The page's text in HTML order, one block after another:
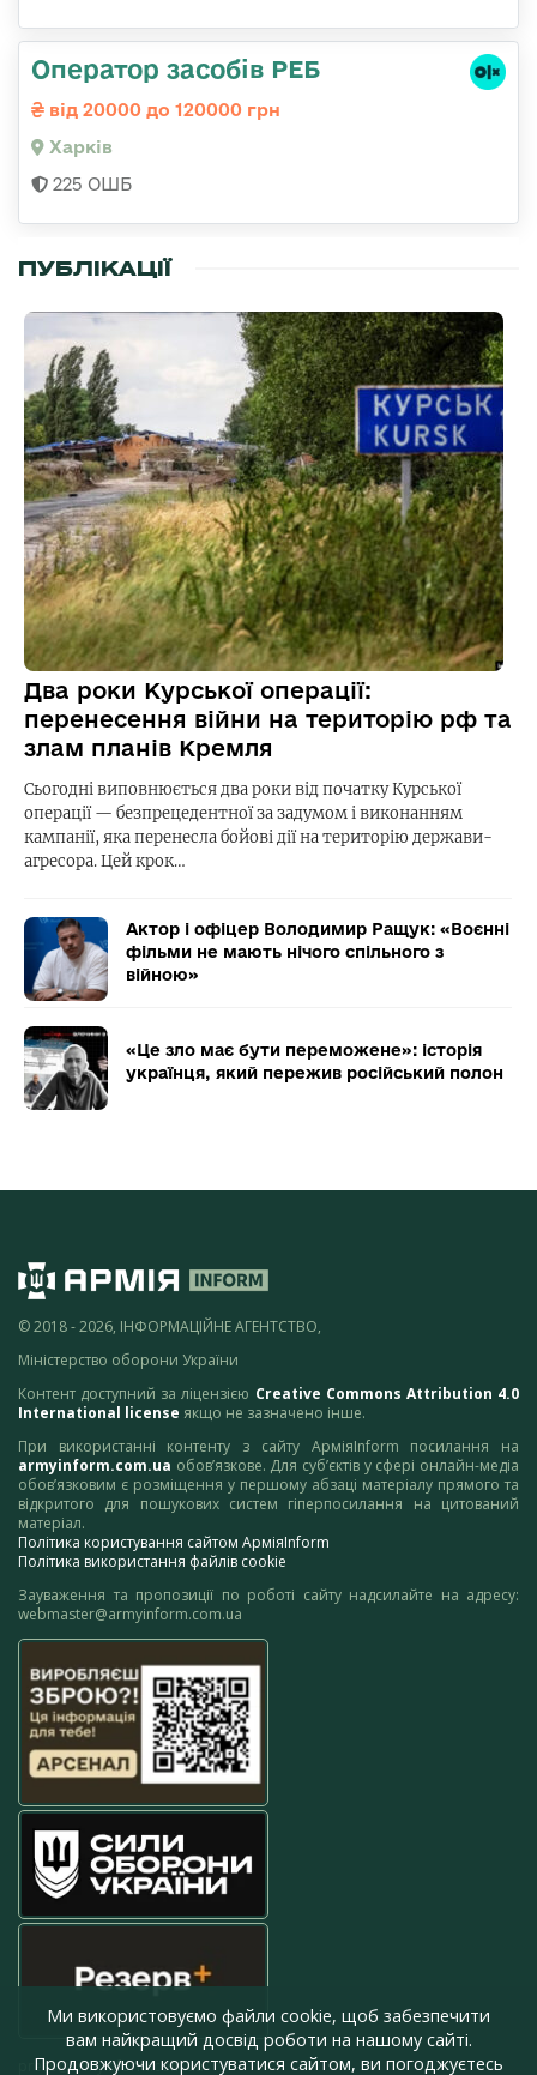
Оператор засобів РЕБ
від 20000 до 120000 грн
Харків
225 ОШБ
ПУБЛІКАЦІЇ
Два роки Курської операції:
перенесення війни на територію рф та
злам планів Кремля
Сьогодні виповнюється два роки від початку Курської
операції — безпрецедентної за задумом і виконанням
кампанії, яка перенесла бойові дії на територію держави-
агресора. Цей крок…
Актор і офіцер Володимир Ращук: «Воєнні
фільми не мають нічого спільного з
війною»
«Це зло має бути переможене»: історія
українця, який пережив російський полон
© 2018 - 2026, ІНФОРМАЦІЙНЕ АГЕНТСТВО,
Міністерство оборони України
Контент доступний за ліцензією Creative Commons Attribution 4.0
International license якщо не зазначено інше.
При використанні контенту з сайту АрміяInform посилання на
armyinform.com.ua обов’язкове. Для суб’єктів у сфері онлайн-медіа
обов’язковим є розміщення у першому абзаці матеріалу прямого та
відкритого для пошукових систем гіперпосилання на цитований
матеріал.
Політика користування сайтом АрміяInform
Політика використання файлів cookie
Зауваження та пропозиції по роботі сайту надсилайте на адресу:
webmaster@armyinform.com.ua
press@armyinform.com.ua
Ми використовуємо файли cookie, щоб забезпечити
вам найкращий досвід роботи на нашому сайті.
Продовжуючи користуватися сайтом, ви погоджуєтесь